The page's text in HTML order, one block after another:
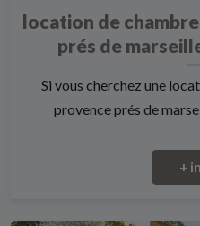
location de
prés de
Si vous cherchez une
provence prés de
+